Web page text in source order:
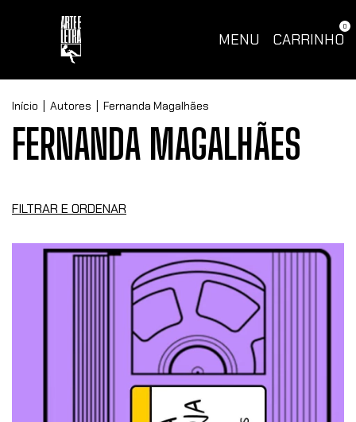
MENU CARRINHO
0
Início Autores Fernanda Magalhães
FERNANDA MAGALHÃES
FILTRAR E ORDENAR